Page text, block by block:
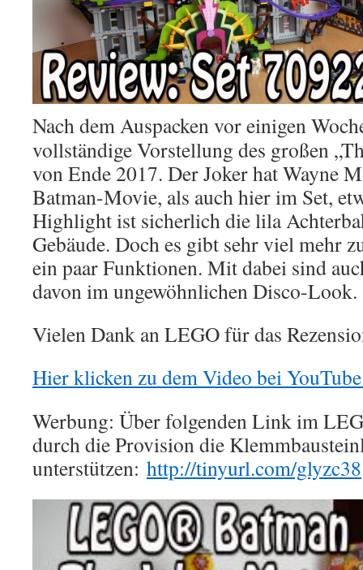
Nach dem Auspacken vor einigen
vollständige Vorstellung des großen
von Ende 2017. Der Joker hat Wayne
Batman-Movie, als auch hier im Set,
Highlight ist sicherlich die lila
Gebäude. Doch es gibt sehr viel mehr
ein paar Funktionen. Mit dabei sind
davon im ungewöhnlichen Disco-Look.
Vielen Dank an LEGO für das
Hier klicken zu dem Video bei
Werbung: Über folgenden Link im
durch die Provision die
unterstützen: http://tinyurl.com/glyzc38